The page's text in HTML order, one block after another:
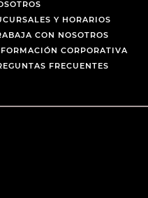
Y HORARIOS
CON NOSOTROS
CORPORATIVA
FRECUENTES